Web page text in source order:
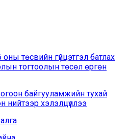
төсвийн гүйцэтгэл батлах
тогтоолын төсөл өргөн
байгууламжийн тухай
нийтээр хэлэлцүүллээ